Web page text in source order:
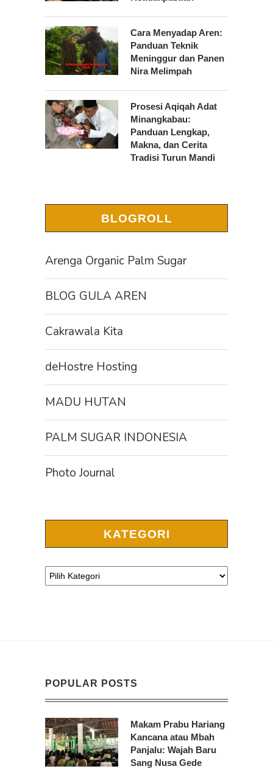
Cara Menyadap Aren:
Panduan Teknik
Meninggur dan Panen
Nira Melimpah
Prosesi Aqiqah Adat
Minangkabau:
Panduan Lengkap,
Makna, dan Cerita
Tradisi Turun Mandi
BLOGROLL
Arenga Organic Palm Sugar
BLOG GULA AREN
Cakrawala Kita
deHostre Hosting
MADU HUTAN
PALM SUGAR INDONESIA
Photo Journal
KATEGORI
POPULAR POSTS
Makam Prabu Hariang
Kancana atau Mbah
Panjalu: Wajah Baru
Sang Nusa Gede